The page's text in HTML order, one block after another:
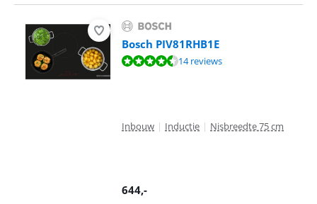
Bosch PIV81RHB1E
Beoordeling is 9,0 van de 10, gebaseerd op 14 reviews.
14 reviews
Inbouw | Inductie | Nisbreedte 75 cm
644,-